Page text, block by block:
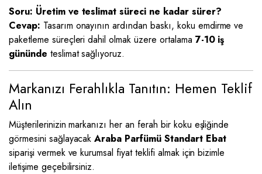
Soru: Üretim ve teslimat süreci ne kadar sürer?
Cevap: Tasarım onayının ardından baskı, koku emdirme ve
paketleme süreçleri dahil olmak üzere ortalama 7-10 iş
gününde teslimat sağlıyoruz.
Markanızı Ferahlıkla Tanıtın: Hemen Teklif
Alın
Müşterilerinizin markanızı her an ferah bir koku eşliğinde
görmesini sağlayacakAraba Parfümü Standart Ebat
siparişi vermek ve kurumsal fiyat teklifi almak için bizimle
iletişime geçebilirsiniz.